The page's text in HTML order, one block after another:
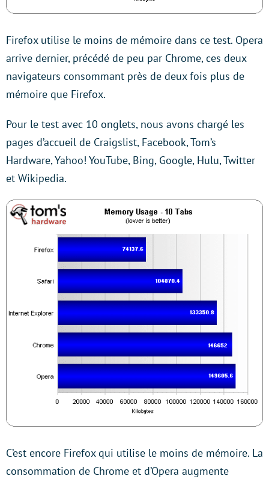
Firefox utilise le moins de mémoire dans ce test. Opera
arrive dernier, précédé de peu par Chrome, ces deux
navigateurs consommant près de deux fois plus de
mémoire que Firefox.
Pour le test avec 10 onglets, nous avons chargé les
pages d’accueil de Craigslist, Facebook, Tom’s
Hardware, Yahoo! YouTube, Bing, Google, Hulu, Twitter
et Wikipedia.
C’est encore Firefox qui utilise le moins de mémoire. La
consommation de Chrome et d’Opera augmente